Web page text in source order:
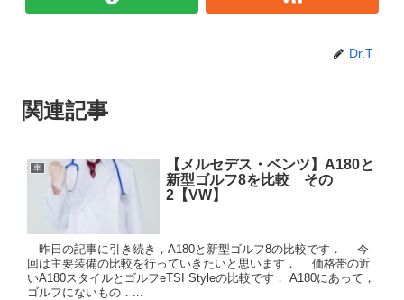
Dr.T
関連記事
車
【メルセデス・ベンツ】A180と
新型ゴルフ8を比較 その
2【VW】
昨日の記事に引き続き，A180と新型ゴルフ8の比較です． 今
回は主要装備の比較を行っていきたいと思います． 価格帯の近
いA180スタイルとゴルフeTSI Styleの比較です． A180にあって，
ゴルフにないもの．...